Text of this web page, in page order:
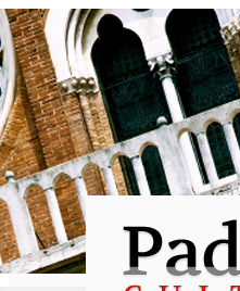
Salta al
contenuto
principale